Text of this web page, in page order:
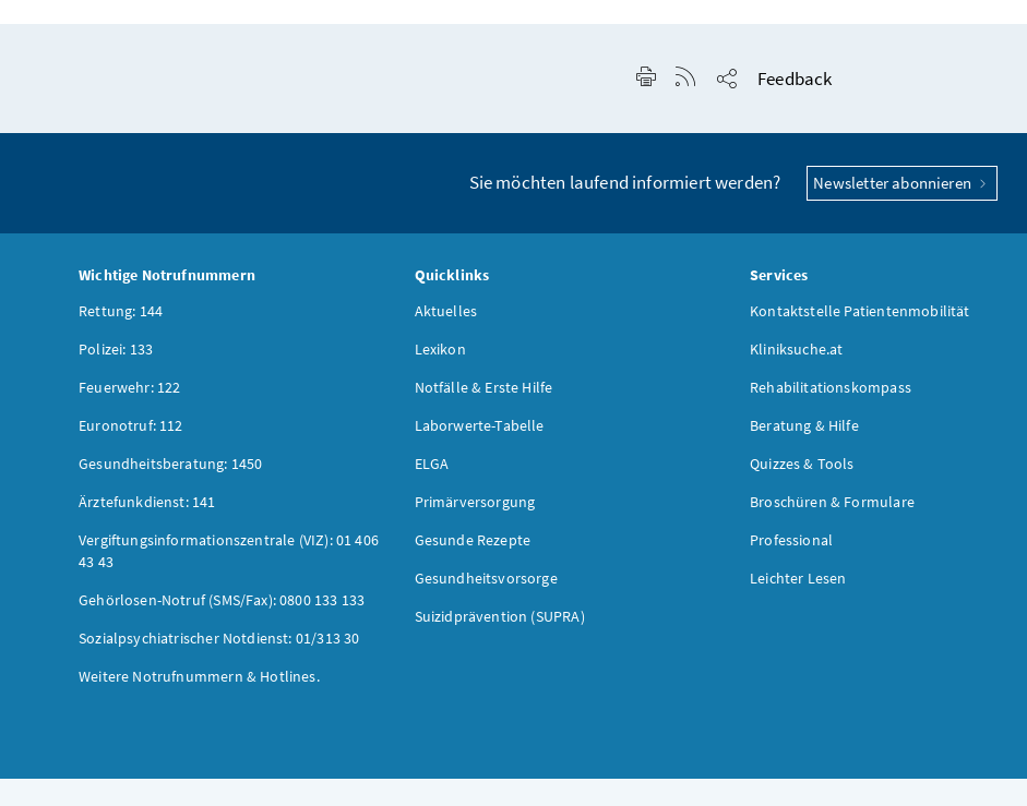
Seite drucken
RSS-Feed anzeigen
Feedback
Sie möchten laufend informiert werden? Newsletter abonnieren
Wichtige Notrufnummern
Rettung: 144
Polizei: 133
Feuerwehr: 122
Euronotruf: 112
Gesundheitsberatung: 1450
Ärztefunkdienst: 141
Vergiftungsinformationszentrale (VIZ): 01 406
43 43
Gehörlosen-Notruf (SMS/Fax): 0800 133 133
Sozialpsychiatrischer Notdienst: 01/313 30
Weitere Notrufnummern & Hotlines.
Quicklinks
Aktuelles
Lexikon
Notfälle & Erste Hilfe
Laborwerte-Tabelle
ELGA
Primärversorgung
Gesunde Rezepte
Gesundheitsvorsorge
Suizidprävention (SUPRA)
Services
Kontaktstelle Patientenmobilität
Kliniksuche.at
Rehabilitationskompass
Beratung & Hilfe
Quizzes & Tools
Broschüren & Formulare
Professional
Leichter Lesen